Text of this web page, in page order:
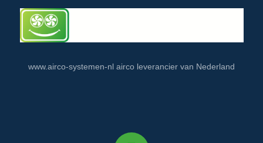
www.airco-systemen-nl airco leverancier van Nederland